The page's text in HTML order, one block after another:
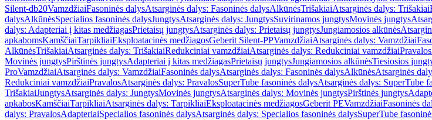
Silent-db20VamzdžiaiFasoninės dalysAtsarginės dalys: Fasoninės dalysAlkūnėsTrišakiaiAtsarginės dalys: Trišakiai
dalysAlkūnėsSpecialios fasoninės dalysJungtysAtsarginės dalys: JungtysSuvirinamos jungtysMovinės jungtys
dalys: Adapteriai į kitas medžiagasPrietaisų jungtysAtsarginės dalys: Prietaisų jungtysJungiamosios alkūnės
apkabomsKamščiaiTarpikliaiEksploatacinės medžiagosGeberit Silent-PPVamzdžiaiAtsarginės dalys: Vamzdžiai
AlkūnėsTrišakiaiAtsarginės dalys: TrišakiaiRedukciniai vamzdžiaiAtsarginės dalys: Redukciniai vamzdžiaiPravalos
Movinės jungtysPirštinės jungtysAdapteriai į kitas medžiagasPrietaisų jungtysJungiamosios alkūnėsTiesiosios
ProVamzdžiaiAtsarginės dalys: VamzdžiaiFasoninės dalysAtsarginės dalys: Fasoninės dalysAlkūnėsAtsarginės
Redukciniai vamzdžiaiPravalosAtsarginės dalys: PravalosSuperTube fasoninės dalysAtsarginės dalys: SuperTube
TrišakiaiJungtysAtsarginės dalys: JungtysMovinės jungtysAtsarginės dalys: Movinės jungtysPirštinės jungtys
apkabosKamščiaiTarpikliaiAtsarginės dalys: TarpikliaiEksploatacinės medžiagosGeberit PEVamzdžiaiFasoninės
dalys: PravalosAdapteriaiSpecialios fasoninės dalysAtsarginės dalys: Specialios fasoninės dalysSuperTube